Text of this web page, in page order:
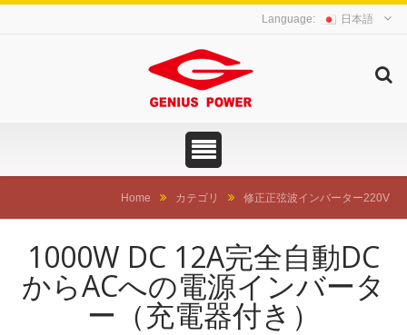
日本語
Home カテゴリ 修正正弦波インバーター220V
1000W DC 12A完全自動DC
からACへの電源インバータ
ー（充電器付き）